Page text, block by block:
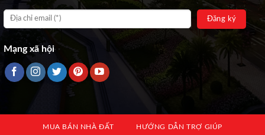
Mạng xã hội
MUA BÁN NHÀ ĐẤT HƯỚNG DẪN TRỢ GIÚP